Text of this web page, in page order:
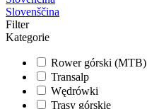
Slovenščina
Filter
Kategorie
Rower górski (MTB)
Transalp
Wędrówki
Trasy górskie